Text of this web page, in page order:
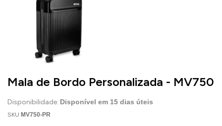
Mala de Bordo Personalizada - MV750
Disponibilidade: Disponível em 15 dias úteis
SKU MV750-PR